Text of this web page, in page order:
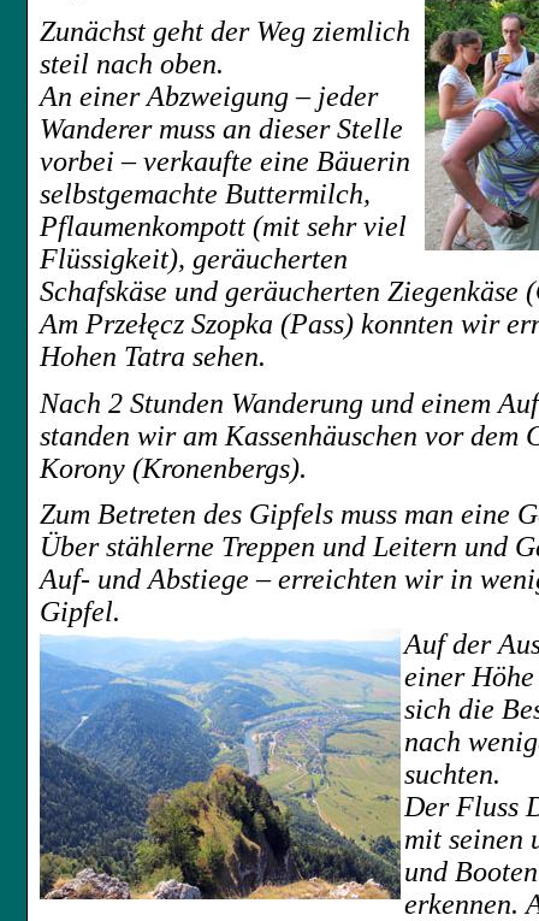
Zunächst geht der Weg ziemlich
steil nach oben.
An einer Abzweigung – jeder
Wanderer muss an dieser Stelle
vorbei – verkaufte eine Bäuerin
selbstgemachte Buttermilch,
Pflaumenkompott (mit sehr viel
Flüssigkeit), geräucherten
Schafskäse und geräucherten Ziegenkäse (
Am Przełęcz Szopka (Pass) konnten wir
Hohen Tatra sehen.
Nach 2 Stunden Wanderung und einem
standen wir am Kassenhäuschen vor dem
Korony (Kronenbergs).
Zum Betreten des Gipfels muss man eine
Über stählerne Treppen und Leitern und
Auf- und Abstiege – erreichten wir in
Gipfel.
Auf der
einer
sich die
nach
suchten.
Der Fluss
mit seinen
und
erkennen.